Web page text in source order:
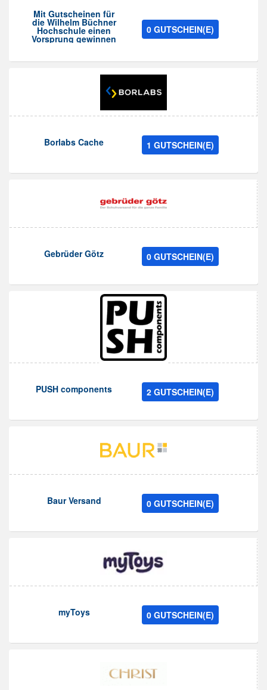
Mit Gutscheinen für
die Wilhelm Büchner
Hochschule einen
Vorsprung gewinnen
0 GUTSCHEIN(E)
Borlabs Cache 1 GUTSCHEIN(E)
Gebrüder Götz 0 GUTSCHEIN(E)
PUSH components 2 GUTSCHEIN(E)
Baur Versand 0 GUTSCHEIN(E)
myToys 0 GUTSCHEIN(E)